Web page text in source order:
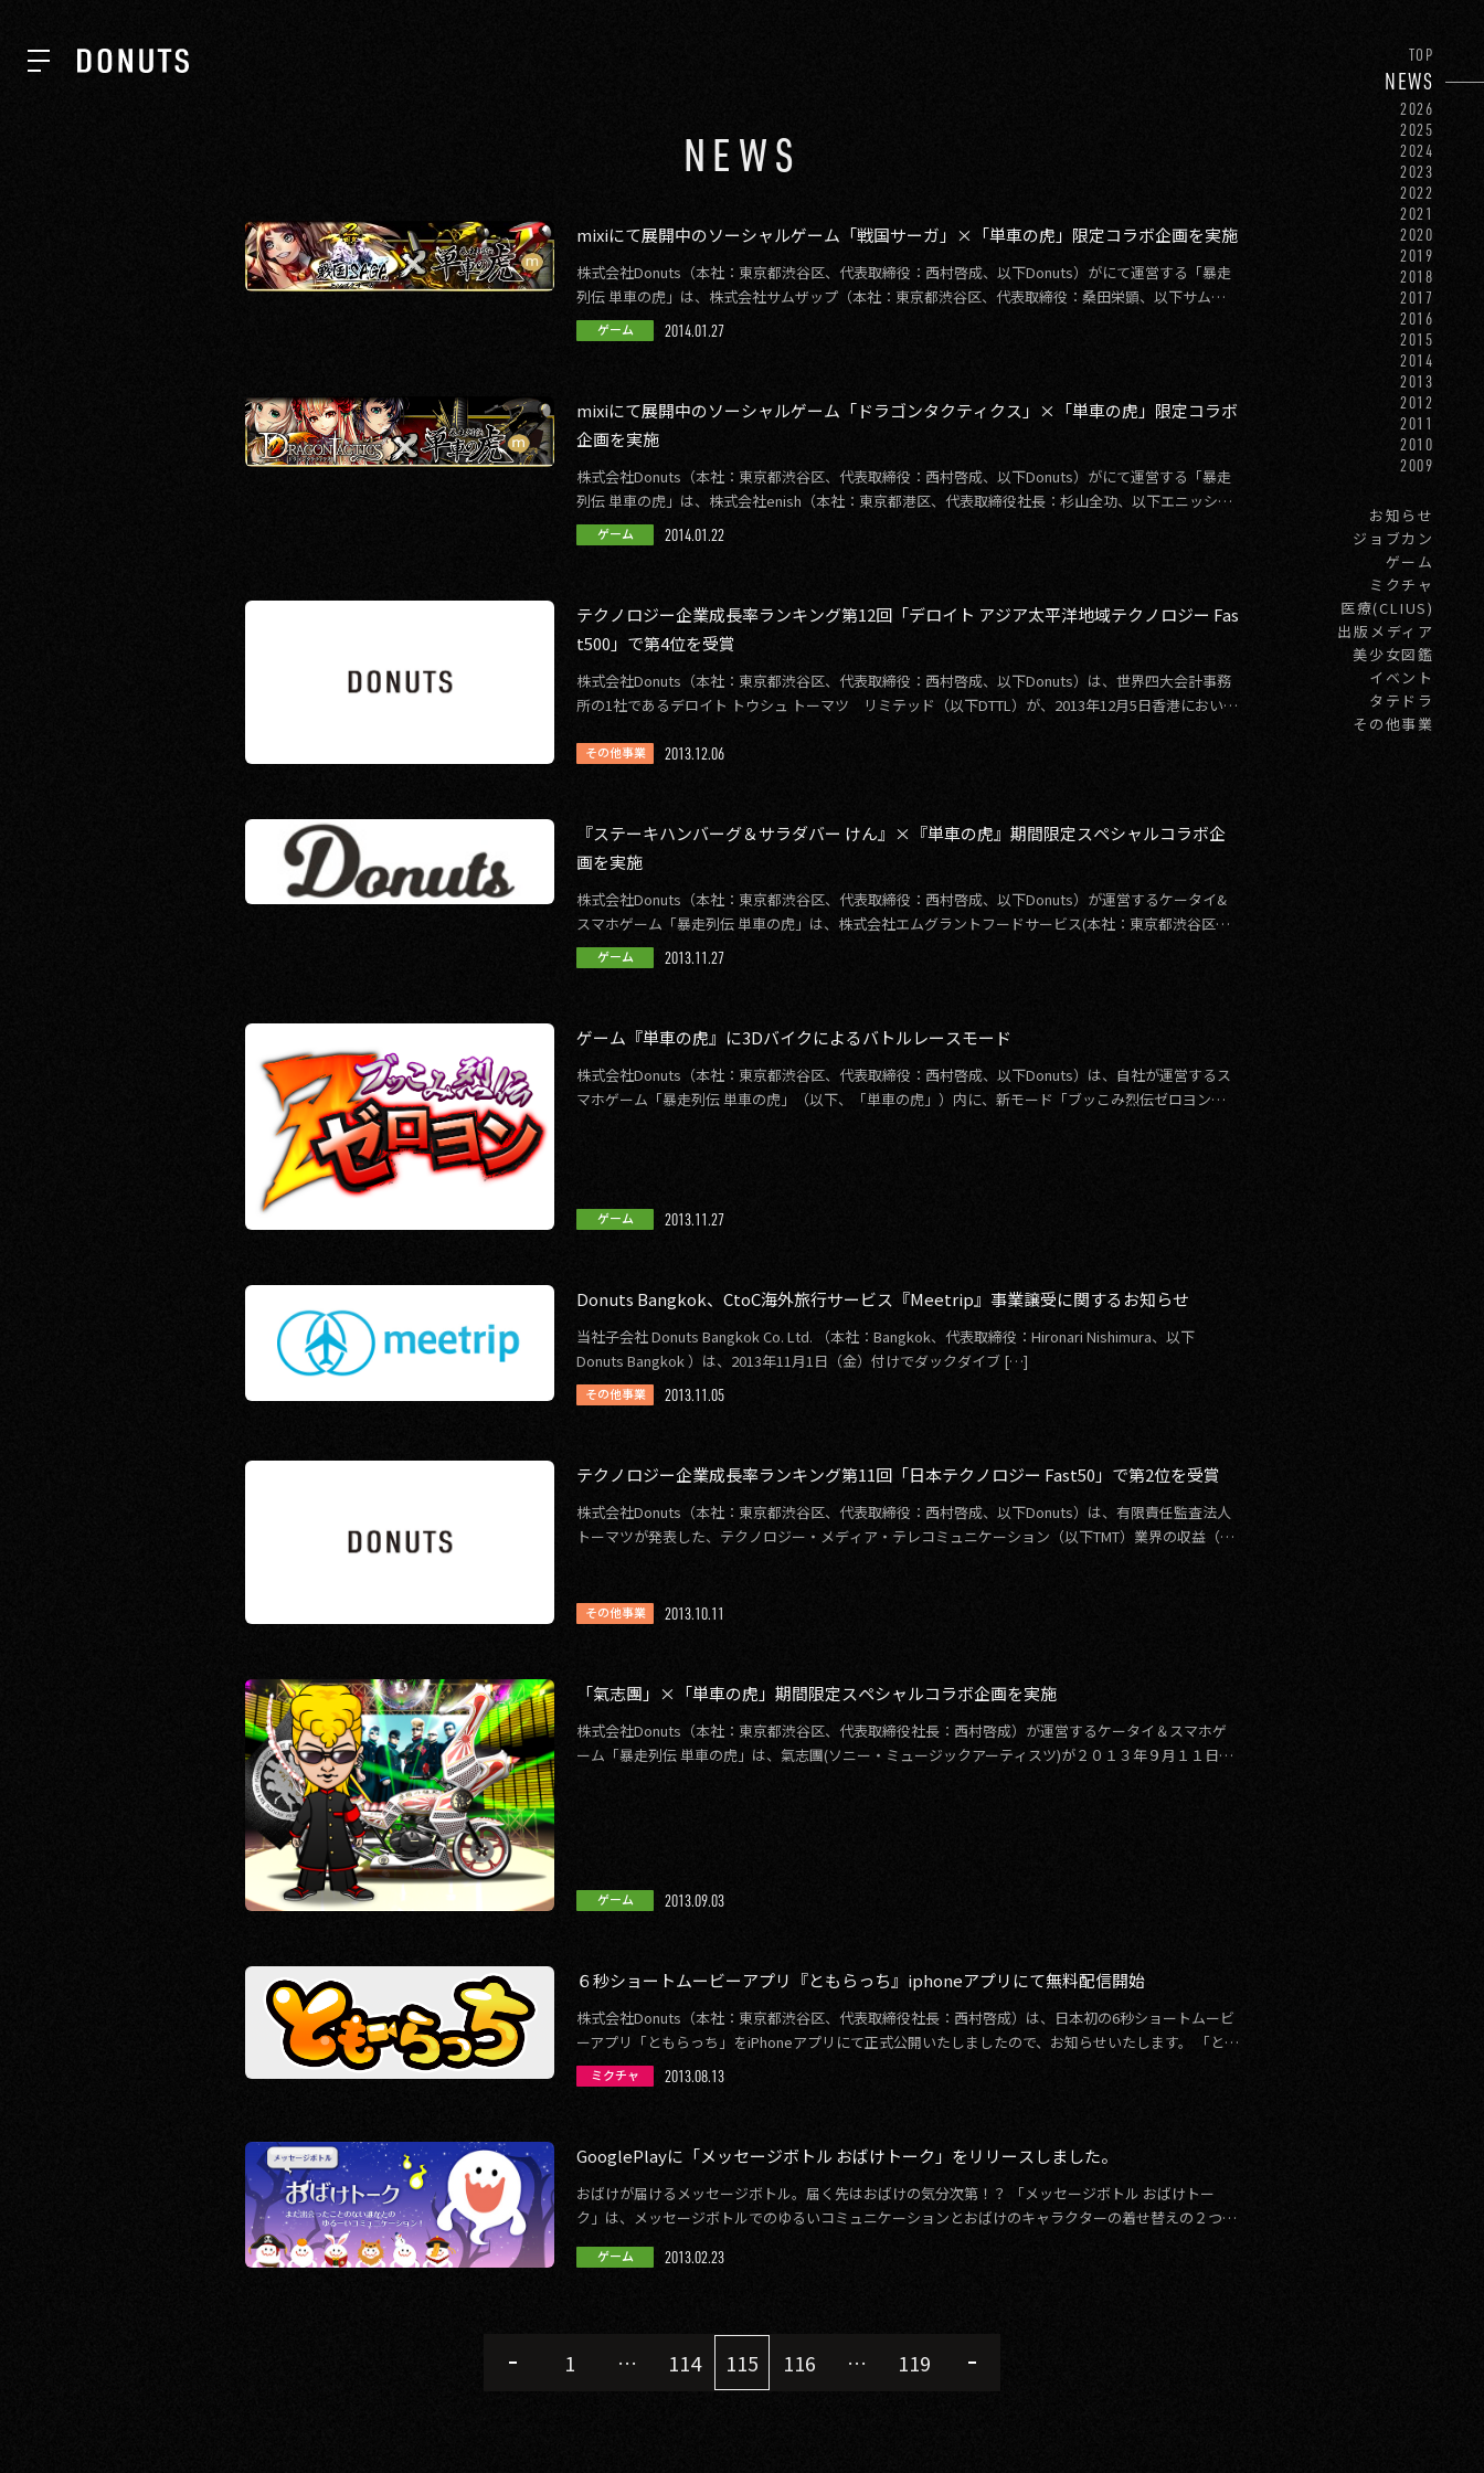
NEWS
SERVICES
GROUP
TOP
NEWS
2026
2025
2024
2023
2022
2021
2020
2019
2018
2017
2016
2015
2014
2013
2012
2011
2010
2009
お知らせ
ジョブカン
ゲーム
ミクチャ
医療(CLIUS)
出版メディア
美少女図鑑
イベント
タテドラ
その他事業
NEWS
mixiにて展開中のソーシャルゲーム「戦国サーガ」×「単車の虎」限定コラボ企画を実施
株式会社Donuts（本社：東京都渋谷区、代表取締役：西村啓成、以下Donuts）がにて運営する「暴走
列伝 単車の虎」は、株式会社サムザップ（本社：東京都渋谷区、代表取締役：桑田栄顕、以下サムザ
ップ）が運営する「戦国サー […]
ゲーム 2014.01.27
mixiにて展開中のソーシャルゲーム「ドラゴンタクティクス」×「単車の虎」限定コラボ
企画を実施
株式会社Donuts（本社：東京都渋谷区、代表取締役：西村啓成、以下Donuts）がにて運営する「暴走
列伝 単車の虎」は、株式会社enish（本社：東京都港区、代表取締役社長：杉山全功、以下エニッシ
ュ）が運営する「ドラゴ […]
ゲーム 2014.01.22
テクノロジー企業成長率ランキング第12回「デロイト アジア太平洋地域テクノロジー Fas
t500」で第4位を受賞
株式会社Donuts（本社：東京都渋谷区、代表取締役：西村啓成、以下Donuts）は、世界四大会計事務
所の1社であるデロイト トウシュ トーマツ リミテッド（以下DTTL）が、2013年12月5日香港において
その他事業 2013.12.06
『ステーキハンバーグ＆サラダバー けん』×『単車の虎』期間限定スペシャルコラボ企
画を実施
株式会社Donuts（本社：東京都渋谷区、代表取締役：西村啓成、以下Donuts）が運営するケータイ&
スマホゲーム「暴走列伝 単車の虎」は、株式会社エムグラントフードサービス(本社：東京都渋谷区、
代表取締役社長；井戸実、 […]
ゲーム 2013.11.27
ゲーム『単車の虎』に3Dバイクによるバトルレースモード
株式会社Donuts（本社：東京都渋谷区、代表取締役：西村啓成、以下Donuts）は、自社が運営するス
マホゲーム「暴走列伝 単車の虎」（以下、「単車の虎」）内に、新モード「ブッこみ烈伝ゼロヨン」
ゲーム 2013.11.27
Donuts Bangkok、CtoC海外旅行サービス『Meetrip』事業譲受に関するお知らせ
当社子会社 Donuts Bangkok Co. Ltd. （本社：Bangkok、代表取締役：Hironari Nishimura、以下
Donuts Bangkok ）は、2013年11月1日（金）付けでダックダイブ […]
その他事業 2013.11.05
テクノロジー企業成長率ランキング第11回「日本テクノロジー Fast50」で第2位を受賞
株式会社Donuts（本社：東京都渋谷区、代表取締役：西村啓成、以下Donuts）は、有限責任監査法人
トーマツが発表した、テクノロジー・メディア・テレコミュニケーション（以下TMT）業界の収益（売
その他事業 2013.10.11
「氣志團」×「単車の虎」期間限定スペシャルコラボ企画を実施
株式会社Donuts（本社：東京都渋谷区、代表取締役社長：西村啓成）が運営するケータイ＆スマホゲ
ーム「暴走列伝 単車の虎」は、氣志團(ソニー・ミュージックアーティスツ)が２０１３年９月１１日に
ゲーム 2013.09.03
６秒ショートムービーアプリ『ともらっち』iphoneアプリにて無料配信開始
株式会社Donuts（本社：東京都渋谷区、代表取締役社長：西村啓成）は、日本初の6秒ショートムービ
ーアプリ「ともらっち」をiPhoneアプリにて正式公開いたしましたので、お知らせいたします。 「と
もらっち」は、どのアプリ […]
ミクチャ 2013.08.13
GooglePlayに「メッセージボトル おばけトーク」をリリースしました。
おばけが届けるメッセージボトル。届く先はおばけの気分次第！？ 「メッセージボトル おばけトー
ク」は、メッセージボトルでのゆるいコミュニケーションとおばけのキャラクターの着せ替えの２つの
楽しみ方ができるアプリケーションです […]
ゲーム 2013.02.23
1 … 114 115 116 … 119